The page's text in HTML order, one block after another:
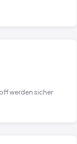
werden sicher